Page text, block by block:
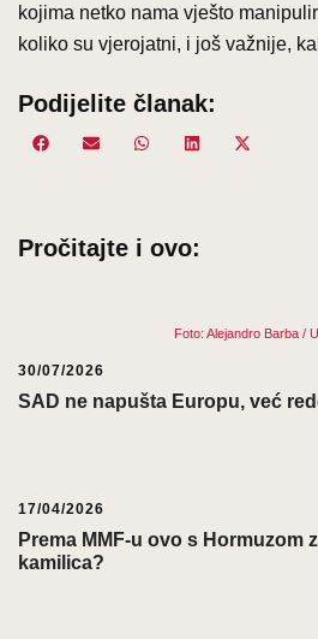
kojima netko nama vješto
koliko su vjerojatni, i još važnije,
Podijelite članak:
Share
FacebookShare
Email
Share
WhatsAppShare
LinkedIn
Pročitajte i ovo:
Foto: Alejandro Barba /
30/07/2026
SAD ne napušta Europu, već
17/04/2026
Prema MMF-u ovo s Hormuzom
kamilica?